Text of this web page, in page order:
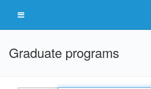
Graduate programs